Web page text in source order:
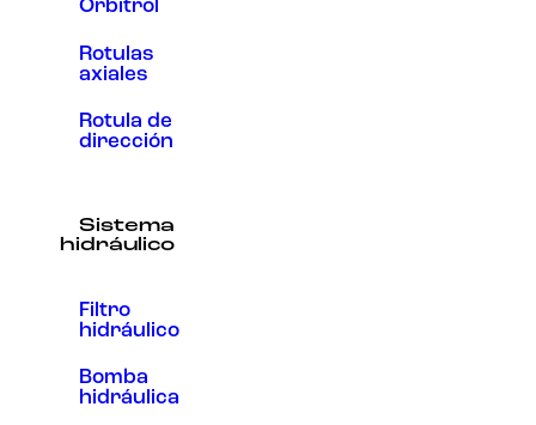
Orbitrol
Rotulas
axiales
Rotula de
dirección
Sistema
hidráulico
Filtro
hidráulico
Bomba
hidráulica